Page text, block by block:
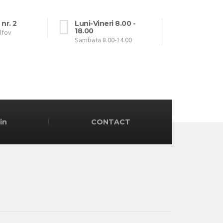
2
Luni-Vineri 8.00 -
18.00
Sambata 8.00-14.00
CONTACT